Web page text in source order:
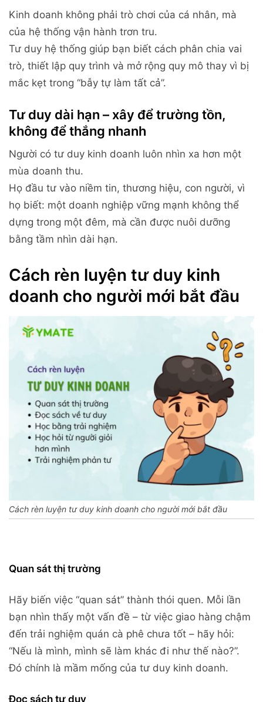
Kinh doanh không phải trò chơi của cá nhân, mà
của hệ thống vận hành trơn tru.
Tư duy hệ thống giúp bạn biết cách phân chia vai
trò, thiết lập quy trình và mở rộng quy mô thay vì bị
mắc kẹt trong “bẫy tự làm tất cả”.
Tư duy dài hạn – xây để trường tồn,
không để thắng nhanh
Người có tư duy kinh doanh luôn nhìn xa hơn một
mùa doanh thu.
Họ đầu tư vào niềm tin, thương hiệu, con người, vì
họ biết: một doanh nghiệp vững mạnh không thể
dựng trong một đêm, mà cần được nuôi dưỡng
bằng tầm nhìn dài hạn.
Cách rèn luyện tư duy kinh
doanh cho người mới bắt đầu
Cách rèn luyện tư duy kinh doanh cho người mới bắt đầu
Quan sát thị trường
Hãy biến việc “quan sát” thành thói quen. Mỗi lần
bạn nhìn thấy một vấn đề – từ việc giao hàng chậm
đến trải nghiệm quán cà phê chưa tốt – hãy hỏi:
“Nếu là mình, mình sẽ làm khác đi như thế nào?”.
Đó chính là mầm mống của tư duy kinh doanh.
Đọc sách tư duy